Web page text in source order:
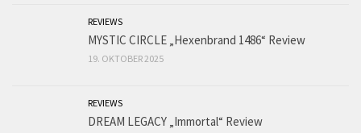
REVIEWS
MYSTIC CIRCLE „Hexenbrand 1486“ Review
19. OKTOBER 2025
REVIEWS
DREAM LEGACY „Immortal“ Review